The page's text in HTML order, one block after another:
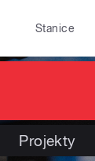
Stanice
Projekty